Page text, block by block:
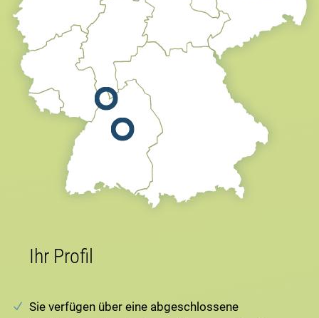
Ihr Profil
Sie verfügen über eine abgeschlossene